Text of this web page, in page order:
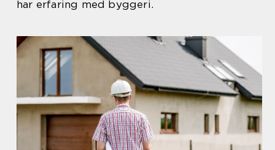
har erfaring med byggeri.